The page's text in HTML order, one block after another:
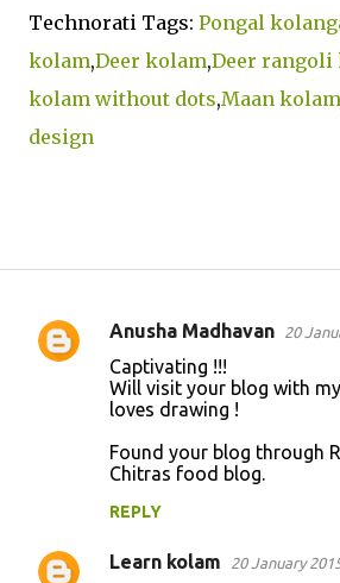
Technorati Tags: Pongal
kolam,Deer kolam,Deer rangoli
kolam without dots,Maan kolam
design
C
Anusha Madhavan 20
Captivating !!!
Will visit your blog with
loves drawing !
Found your blog through
Chitras food blog.
REPLY
Learn kolam 20 January